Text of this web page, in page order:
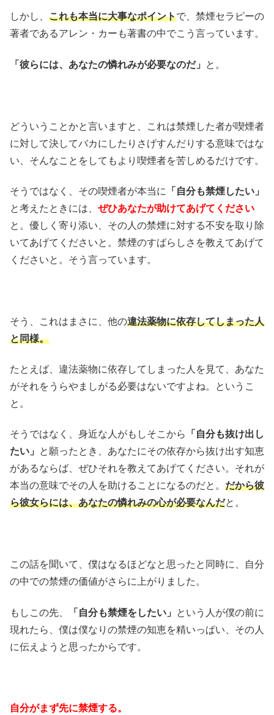
しかし、 これも本当に大事なポイントで、禁煙セラピーの
著者であるアレン・カーも著書の中でこう言っています。
「彼らには、あなたの憐れみが必要なのだ」 と。
どういうことかと言いますと、これは禁煙した者が喫煙者
に対して決してバカにしたりさげすんだりする意味ではな
い、そんなことをしてもより喫煙者を苦しめるだけです。
そうではなく、その喫煙者が本当に
「自分も禁煙したい」
と考えたときには、 ぜひあなたが助けてあげてください
と。優しく寄り添い、その人の禁煙に対する不安を取り除
いてあげてくださいと。禁煙のすばらしさを教えてあげて
くださいと。そう言っています。
そう、これはまさに、他の違法薬物に依存してしまった人
と同様。
たとえば、違法薬物に依存してしまった人を見て、あなた
がそれをうらやましがる必要はないですよね。というこ
と。
そうではなく、身近な人がもしそこから
「自分も抜け出し
たい」
と願ったとき、あなたにその依存から抜け出す知恵
があるならば、ぜひそれを教えてあげてください。それが
本当の意味でその人を助けることになるのだと。 だから彼
ら彼女らには、あなたの憐れみの心が必要なんだと。
この話を聞いて、僕はなるほどなと思ったと同時に、自分
の中での禁煙の価値がさらに上がりました。
もしこの先、 「自分も禁煙をしたい」
という人が僕の前に
現れたら、僕は僕なりの禁煙の知恵を精いっぱい、その人
に伝えようと思ったからです。
自分がまず先に禁煙する。